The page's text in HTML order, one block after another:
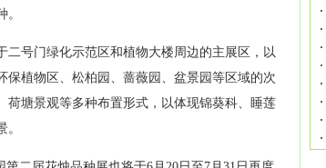
号门绿化示范区和植物大楼周边的主展区，以
植物区、松柏园、蔷薇园、 盆景园等区域的次
荷塘景观等多种布置形式，以体现锦葵科、睡莲